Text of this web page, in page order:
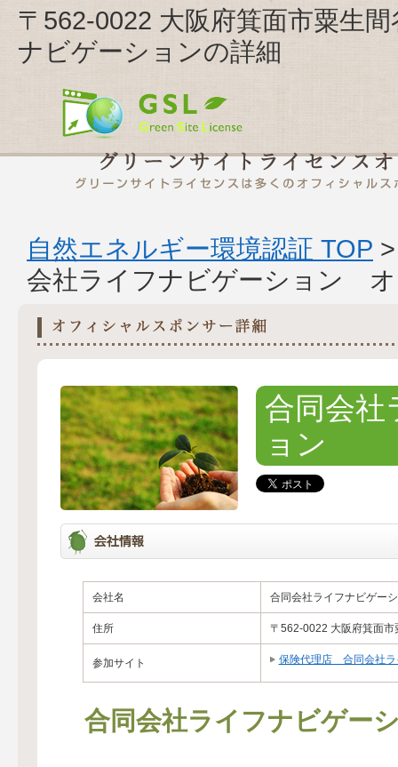
〒562-0022 大阪府箕面市粟生
ナビゲーションの詳細
自然エネルギー環境認証 TOP
会社ライフナビゲーション
合同会社
ョン
会社名 合同会社ライフナビゲー
住所 〒562-0022 大阪府箕面市
参加サイト 保険代理店 合同会社ラ
合同会社ライフナビゲー